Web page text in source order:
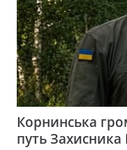
Корнинська
путь